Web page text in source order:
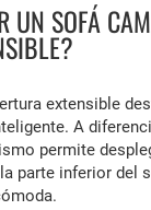
UN SOFÁ
extensible
A
permite
parte inferior del